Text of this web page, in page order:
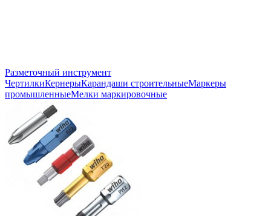
Разметочный инструмент
ЧертилкиКернерыКарандаши строительныеМаркеры
промышленныеМелки маркировочные